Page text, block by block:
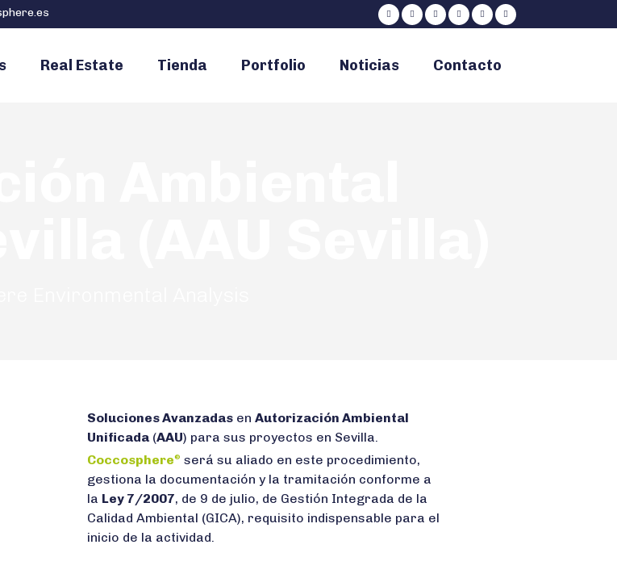
Real Estate Tienda Portfolio Noticias Contacto
Soluciones Avanzadasen Autorización Ambiental
Unificada(AAU) para sus proyectos en Sevilla.
Coccosphere® será su aliado en este procedimiento,
gestiona la documentación y la tramitación conforme a
la Ley 7/2007, de 9 de julio, de Gestión Integrada de la
Calidad Ambiental (GICA), requisito indispensable para el
inicio de la actividad.